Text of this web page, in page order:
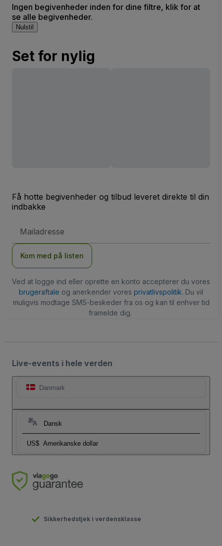
Ingen begivenheder inden for dine filtre, klik for at
se alle begivenheder.
Nulstil
Set for nylig
Få hotte begivenheder og tilbud leveret direkte til din
indbakke
adresse
Kom med på listen
Ved at logge ind eller oprette en konto accepterer du vores
brugeraftale og anerkender vores privatlivspolitik. Du vil
muligvis modtage SMS-beskeder fra os og kan til enhver tid
framelde dig.
Live-events i hele verden
Danmark
Dansk
US$ Amerikanske dollar
Sikkerhedstjek i verdensklasse